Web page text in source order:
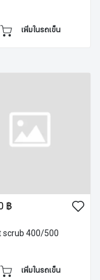
เพิ่มในรถเข็น
฿
scrub 400/500
เพิ่มในรถเข็น